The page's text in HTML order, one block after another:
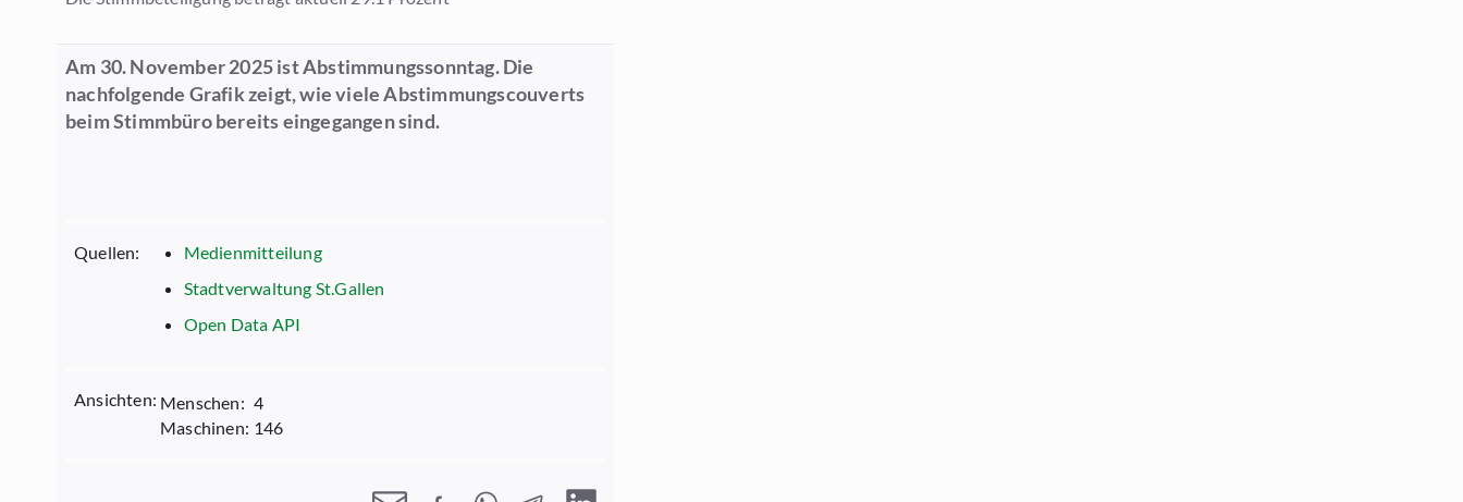
Am 30. November 2025 ist Abstimmungssonntag. Die
nachfolgende Grafik zeigt, wie viele Abstimmungscouverts
beim Stimmbüro bereits eingegangen sind.
Quellen:
Medienmitteilung
Stadtverwaltung St.Gallen
Open Data API
Ansichten: Menschen: 4
Maschinen: 146